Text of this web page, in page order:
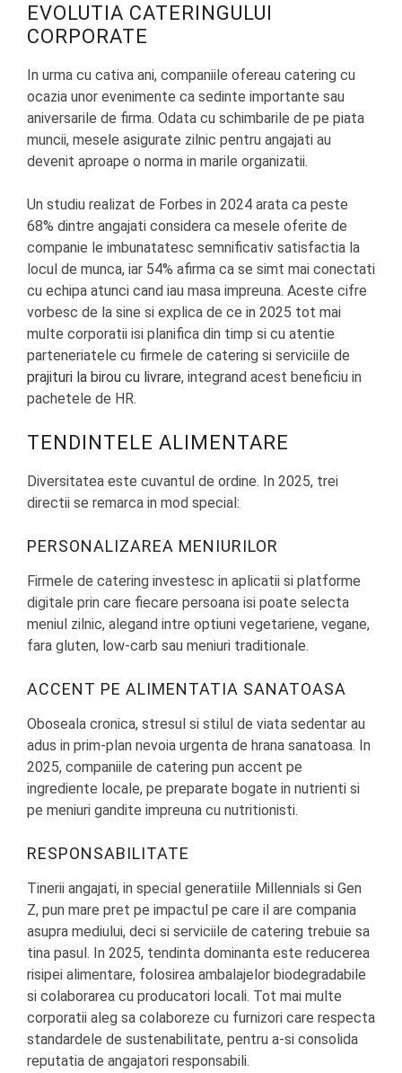
EVOLUTIA CATERINGULUI
CORPORATE
In urma cu cativa ani, companiile ofereau catering cu
ocazia unor evenimente ca sedinte importante sau
aniversarile de firma. Odata cu schimbarile de pe piata
muncii, mesele asigurate zilnic pentru angajati au
devenit aproape o norma in marile organizatii.
Un studiu realizat de Forbes in 2024 arata ca peste
68% dintre angajati considera ca mesele oferite de
companie le imbunatatesc semnificativ satisfactia la
locul de munca, iar 54% afirma ca se simt mai conectati
cu echipa atunci cand iau masa impreuna. Aceste cifre
vorbesc de la sine si explica de ce in 2025 tot mai
multe corporatii isi planifica din timp si cu atentie
parteneriatele cu firmele de catering si serviciile de
prajituri la birou cu livrare, integrand acest beneficiu in
pachetele de HR.
TENDINTELE ALIMENTARE
Diversitatea este cuvantul de ordine. In 2025, trei
directii se remarca in mod special:
PERSONALIZAREA MENIURILOR
Firmele de catering investesc in aplicatii si platforme
digitale prin care fiecare persoana isi poate selecta
meniul zilnic, alegand intre optiuni vegetariene, vegane,
fara gluten, low-carb sau meniuri traditionale.
ACCENT PE ALIMENTATIA SANATOASA
Oboseala cronica, stresul si stilul de viata sedentar au
adus in prim-plan nevoia urgenta de hrana sanatoasa. In
2025, companiile de catering pun accent pe
ingrediente locale, pe preparate bogate in nutrienti si
pe meniuri gandite impreuna cu nutritionisti.
RESPONSABILITATE
Tinerii angajati, in special generatiile Millennials si Gen
Z, pun mare pret pe impactul pe care il are compania
asupra mediului, deci si serviciile de catering trebuie sa
tina pasul. In 2025, tendinta dominanta este reducerea
risipei alimentare, folosirea ambalajelor biodegradabile
si colaborarea cu producatori locali. Tot mai multe
corporatii aleg sa colaboreze cu furnizori care respecta
standardele de sustenabilitate, pentru a-si consolida
reputatia de angajatori responsabili.